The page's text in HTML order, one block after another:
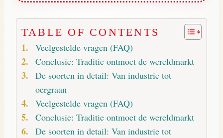
TABLE OF CONTENTS
Veelgestelde vragen (FAQ)
Conclusie: Traditie ontmoet de wereldmarkt
De soorten in detail: Van industrie tot
oergraan
Veelgestelde vragen (FAQ)
Conclusie: Traditie ontmoet de wereldmarkt
De soorten in detail: Van industrie tot